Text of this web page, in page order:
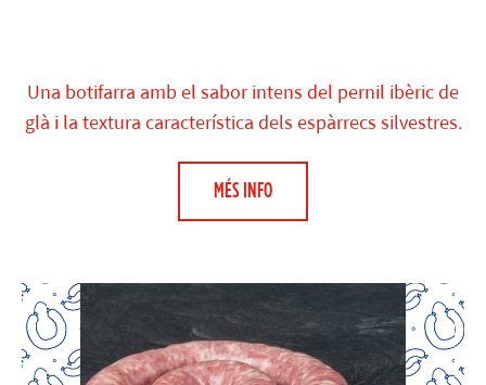
Una botifarra amb el sabor intens del pernil ibèric de
glà i la textura característica dels espàrrecs silvestres.
MÉS INFO